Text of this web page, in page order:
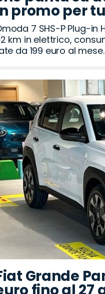
promo per
7 SHS-P Plug-in
km in elettrico,
da 199 euro al mese.
Grande